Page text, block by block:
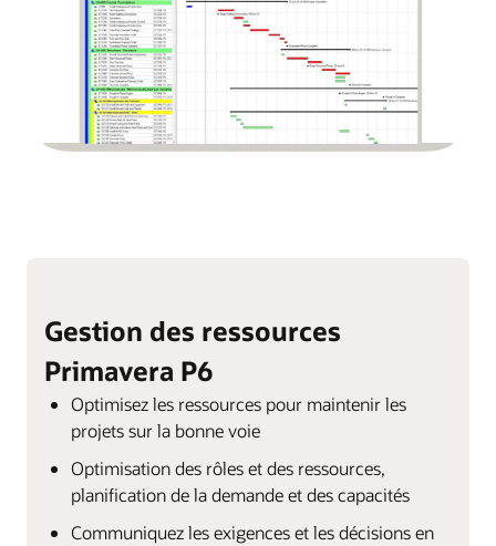
Gestion des ressources
Primavera P6
Optimisez les ressources pour maintenir les
projets sur la bonne voie
Optimisation des rôles et des ressources,
planification de la demande et des capacités
Communiquez les exigences et les décisions en